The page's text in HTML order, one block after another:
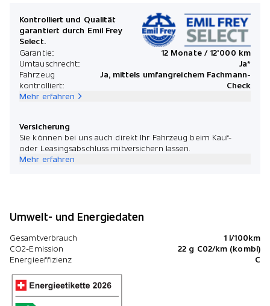
Kontrolliert und Qualität
garantiert durch Emil Frey
Select.
Garantie:
12 Monate / 12'000 km
Umtauschrecht:
Ja*
Fahrzeug
kontrolliert:
Ja, mittels umfangreichem Fachmann-
Check
Mehr erfahren
Versicherung
Sie können bei uns auch direkt Ihr Fahrzeug beim Kauf-
oder Leasingsabschluss mitversichern lassen.
Mehr erfahren
Umwelt- und Energiedaten
Gesamtverbrauch
1 l/100km
CO2-Emission
22 g C02/km (kombi)
Energieeffizienz
C